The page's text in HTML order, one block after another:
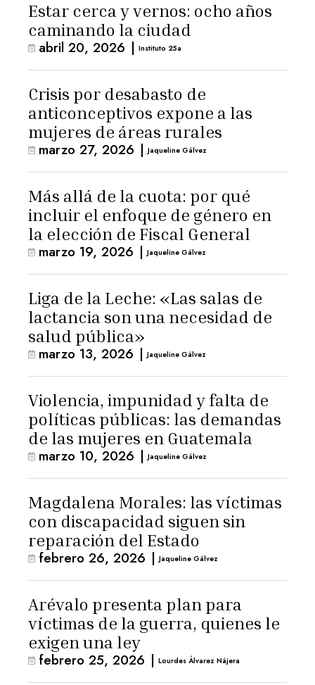
Estar cerca y vernos: ocho años
caminando la ciudad
abril 20, 2026 | Instituto 25a
Crisis por desabasto de
anticonceptivos expone a las
mujeres de áreas rurales
marzo 27, 2026 | Jaqueline Gálvez
Más allá de la cuota: por qué
incluir el enfoque de género en
la elección de Fiscal General
marzo 19, 2026 | Jaqueline Gálvez
Liga de la Leche: «Las salas de
lactancia son una necesidad de
salud pública»
marzo 13, 2026 | Jaqueline Gálvez
Violencia, impunidad y falta de
políticas públicas: las demandas
de las mujeres en Guatemala
marzo 10, 2026 | Jaqueline Gálvez
Magdalena Morales: las víctimas
con discapacidad siguen sin
reparación del Estado
febrero 26, 2026 | Jaqueline Gálvez
Arévalo presenta plan para
víctimas de la guerra, quienes le
exigen una ley
febrero 25, 2026 | Lourdes Álvarez Nájera